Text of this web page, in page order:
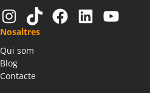
Activitats Teambuilding
Activitats Família Amics Alàs i Cerc
Colònies Escolars Alàs i Cerc
Activitats Teambuilding
Activitats Família Amics Albagés
Instagram TikTok Facebook LinkedIn YouTube
Nosaltres
Qui som
Blog
Contacte